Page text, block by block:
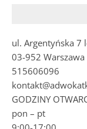
ul. Argentyńska 7
03-952 Warszawa
515606096
GODZINY
pon – pt